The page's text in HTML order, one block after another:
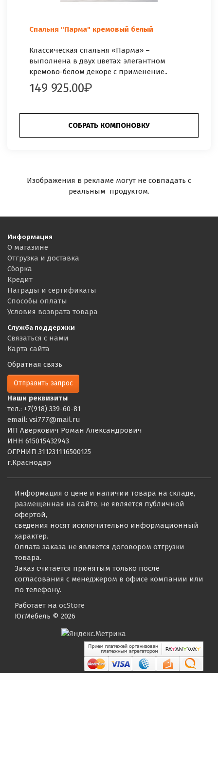
Спальня "Парма" кремовый белый
Классическая спальня «Парма» –
выполнена в двух цветах: элегантном
кремово-белом декоре с применение..
149 925.00
СОБРАТЬ КОМПОНОВКУ
Изображения в рекламе могут не совпадать с
реальным продуктом.
Информация
О магазине
Отгрузка и доставка
Сборка
Кредит
Награды и сертификаты
Способы оплаты
Условия возврата товара
Служба поддержки
Связаться с нами
Карта сайта
Обратная связь
Отправить запрос
Наши реквизиты
тел.: +7(918) 339-60-81
email: vsi777@mail.ru
ИП Аверкович Роман Александрович
ИНН 615015432943
ОГРНИП 311231116500125
г.Краснодар
Информация о цене и наличии товара на складе,
размещенная на сайте, не является публичной
офертой,
сведения носят исключительно информационный
характер.
Оплата заказа не является договором отгрузки
товара.
Заказ считается принятым только после
согласования с менеджером в офисе компании или
по телефону.
Работает на ocStore
ЮгМебель © 2026